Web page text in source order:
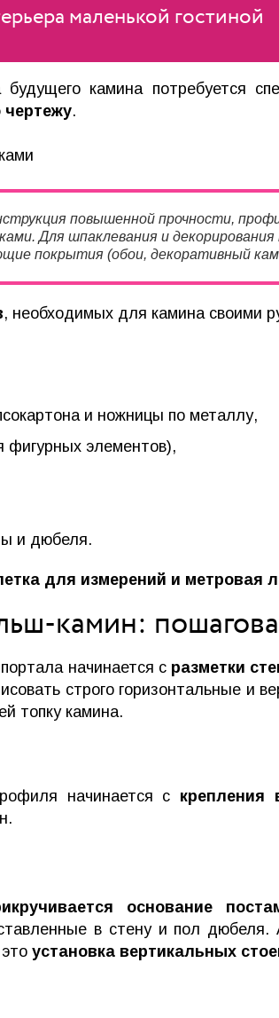
маленькой гостиной
будущего камина потребуется
чертежу.
повышенной прочности,
Для шпаклевания и
покрытия (обои, декоративный
, необходимых для камина своими
и ножницы по металлу,
фигурных элементов),
и дюбеля.
для измерений и метровая
камин:
начинается сразметки
строго горизонтальные и
топку камина.
начинается с крепления
основание
в стену и пол
установка вертикальных